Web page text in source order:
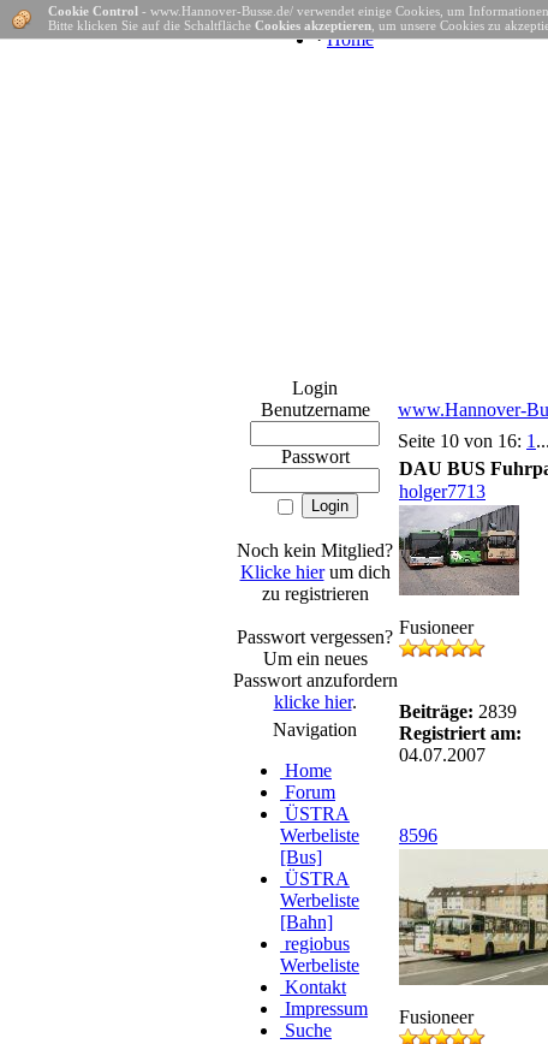
· Home
Login
Benutzername
Passwort
Noch kein Mitglied?
Klicke hierum dich
zu registrieren
Passwort vergessen?
Um ein neues
Passwort anzufordern
klicke hier.
Navigation
Home
Forum
ÜSTRA
Werbeliste
[Bus]
ÜSTRA
Werbeliste
[Bahn]
regiobus
Werbeliste
Kontakt
Impressum
Suche
Cookie Control - www.Hannover-Busse.de/ verwendet einige Cookies, um
Bitte klicken Sie auf die Schaltfläche Cookies akzeptieren , um unsere Cookies zu
www.Hannover-
Seite 10 von 16: 1 ...
DAU BUS
holger7713
Fusioneer
Beiträge: 2839
Registriert am:
04.07.2007
8596
Fusioneer